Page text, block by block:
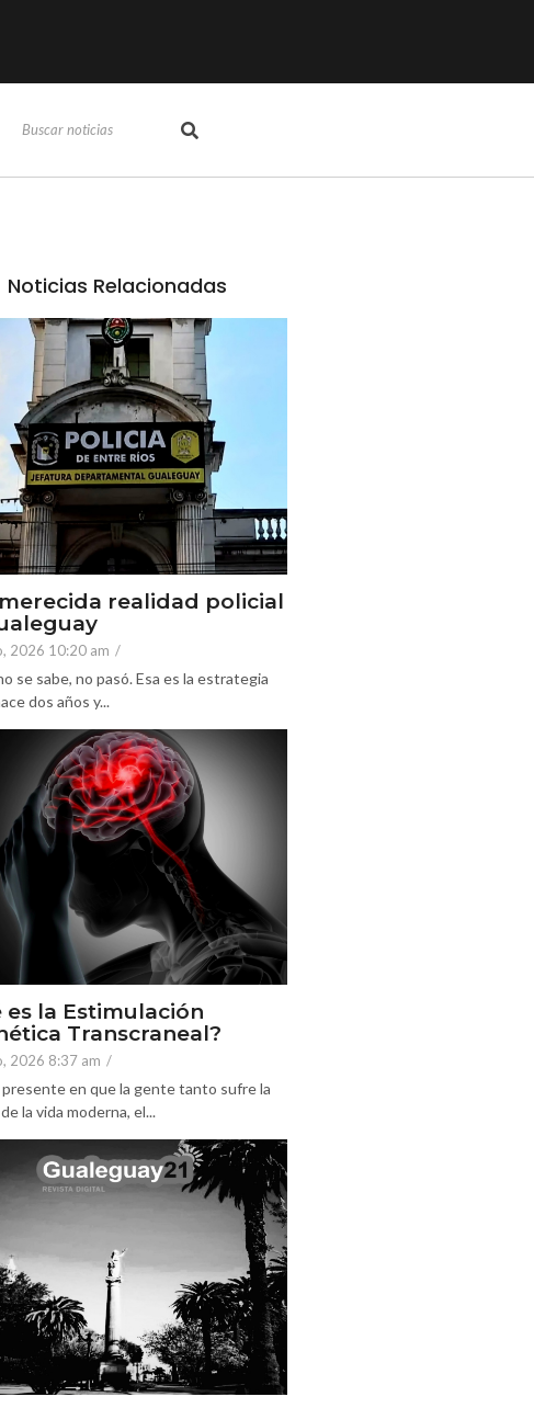
Noticias Relacionadas
realidad policial
2026 10:20 am /
se sabe, no pasó. Esa es la estrategia
dos años y...
es la Estimulación
Transcraneal?
2026 8:37 am /
en que la gente tanto sufre la
la vida moderna, el...